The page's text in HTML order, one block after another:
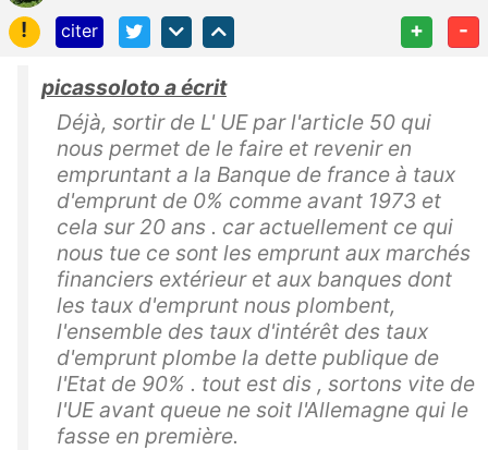
!
citer + -
picassoloto a écrit
Déjà, sortir de L' UE par l'article 50 qui
nous permet de le faire et revenir en
empruntant a la Banque de france à taux
d'emprunt de 0% comme avant 1973 et
cela sur 20 ans . car actuellement ce qui
nous tue ce sont les emprunt aux marchés
financiers extérieur et aux banques dont
les taux d'emprunt nous plombent,
l'ensemble des taux d'intérêt des taux
d'emprunt plombe la dette publique de
l'Etat de 90% . tout est dis , sortons vite de
l'UE avant queue ne soit l'Allemagne qui le
fasse en première.